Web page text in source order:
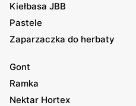
Kiełbasa JBB
Pastele
Zaparzaczka do herbaty
Gont
Ramka
Nektar Hortex